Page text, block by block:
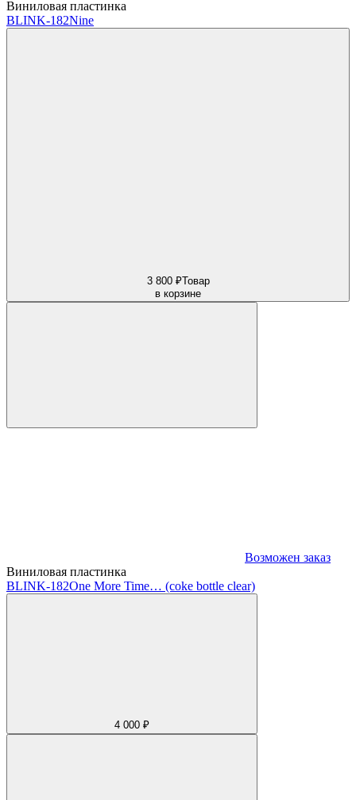
Виниловая пластинка
BLINK-182Nine
3 800 ₽Товар
в корзине
Возможен заказ
Виниловая пластинка
BLINK-182One More Time… (coke bottle clear)
4 000 ₽